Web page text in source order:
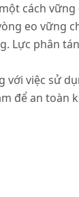
cách
eo vững
Lực phân
việc sử
để an toàn